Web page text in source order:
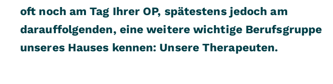
oft noch am Tag Ihrer OP, spätestens jedoch am
darauffolgenden, eine weitere wichtige Berufsgruppe
unseres Hauses kennen: Unsere Therapeuten.